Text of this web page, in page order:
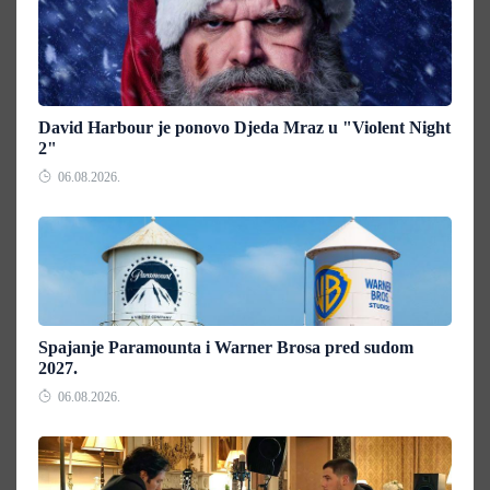
David Harbour je ponovo Djeda Mraz u "Violent Night
2"
06.08.2026.
Spajanje Paramounta i Warner Brosa pred sudom
2027.
06.08.2026.